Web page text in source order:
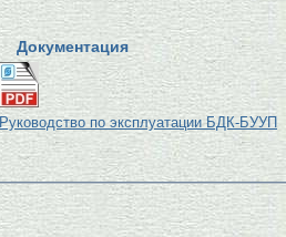
Документация
Руководство по эксплуатации БДК-БУУП